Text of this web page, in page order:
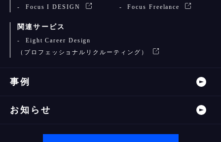
Focus I DESIGN
Focus Freelance
関連サービス
Eight Career Design
（プロフェッショナルリクルーティング）
事例
お知らせ